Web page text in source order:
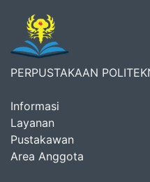
PERPUSTAKAAN
Informasi
Layanan
Pustakawan
Area Anggota